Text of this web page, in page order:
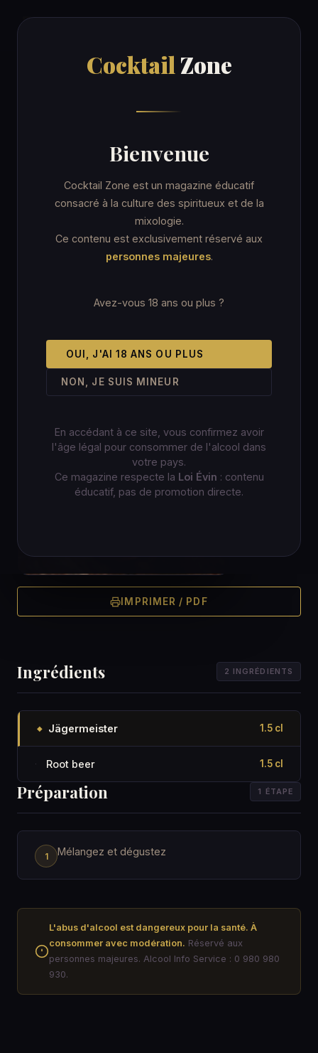
Cocktail Zone
Bienvenue
Cocktail Zone est un magazine éducatif
consacré à la culture des spiritueux et de la
mixologie.
Ce contenu est exclusivement réservé aux
personnes majeures.
Avez-vous 18 ans ou plus ?
OUI, J'AI 18 ANS OU PLUS
NON, JE SUIS MINEUR
En accédant à ce site, vous confirmez avoir
l'âge légal pour consommer de l'alcool dans
votre pays.
Ce magazine respecte la Loi Évin : contenu
éducatif, pas de promotion directe.
CocktailZone
Zenmeister
5 min Collins Glass ★☆☆ Facile
IMPRIMER / PDF
Ingrédients 2 INGRÉDIENTS
◆ Jägermeister 1.5 cl
· Root beer 1.5 cl
Préparation 1 ÉTAPE
Mélangez et dégustez
L'abus d'alcool est dangereux pour la santé. À
consommer avec modération. Réservé aux
personnes majeures. Alcool Info Service : 0 980 980
930.